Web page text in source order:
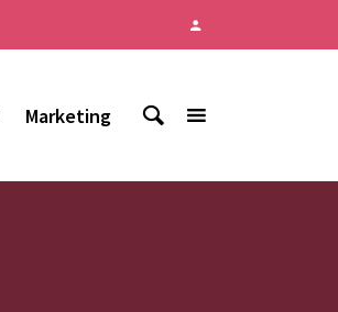
Marketing